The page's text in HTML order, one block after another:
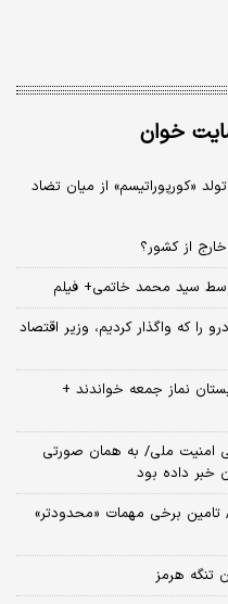
خوان
«کورپوراتیسم» از میان تضاد
از کشور؟
توسط سید محمد خاتمی+ فیلم
را که واگذار کردیم، وزیر اقتصاد
نماز جمعه خواندند +
امنیت ملی/ به همان صورتی
خبر داده بود
تامین برخی مهمات «محدودتر»
تنگه هرمز